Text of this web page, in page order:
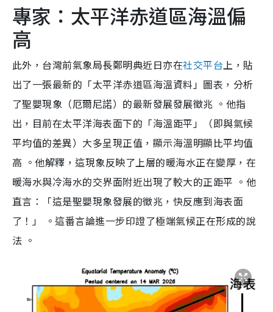
專家：太平洋赤道區海溫偏
高
此外，台灣前氣象局長鄭明典近日亦在社交平台 上，貼
出了一張最新的「太平洋赤道區海溫資料」圖表，分析
了聖嬰現象（厄爾尼諾）的最新發展發展徵兆 。他指
出，目前在太平洋海表面下的「海溫距平」（即與氣候
平均值的差異）大多呈現正值，顯示海溫明顯比平均值
高 。他解釋，這現象反映了上層的暖海水正在變厚，在
暖海水與冷海水的交界面附近出現了較大的正距平 。他
直言：「這是聖嬰現象發展的徵兆，快反應到海表面
了！」 。這番言論進一步印證了極端氣候正在形成的說
法 。